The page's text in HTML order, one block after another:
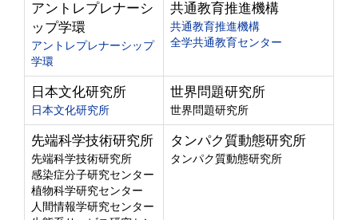
アントレプレナーシ
ップ学環
アントレプレナーシップ
学環
共通教育推進機構
共通教育推進機構
全学共通教育センター
日本文化研究所
日本文化研究所
世界問題研究所
世界問題研究所
先端科学技術研究所
先端科学技術研究所
感染症分子研究センター
植物科学研究センター
人間情報学研究センター
タンパク質動態研究所
タンパク質動態研究所